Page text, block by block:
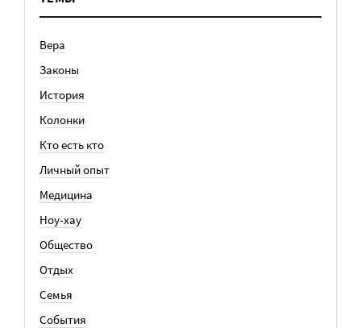
Вера
Законы
История
Колонки
Кто есть кто
Личный опыт
Медицина
Ноу-хау
Общество
Отдых
Семья
События